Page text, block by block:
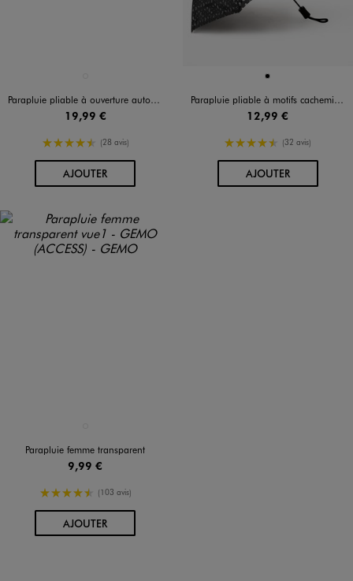
Parapluie pliable à ouverture automatique - Perletti
19,99 €
4.5/5 de moyenne
(28 avis)
AJOUTERAU PANIER
Disponible en 1 coloris
NOIR
Parapluie pliable à motifs cachemire argentés
12,99 €
4.5/5 de moyenne
(32 avis)
AJOUTERAU PANIER
Parapluie femme transparent
9,99 €
4.5/5 de moyenne
(103 avis)
AJOUTERAU PANIER